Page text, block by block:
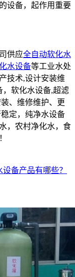
设备，起作用重要
供应全自动软化水
水设备等工业水处
技术,设计安装维
，软化水设备,超滤
、维修维护、更
定，纯净水设备
，农村净化水，食
备产品有哪些？